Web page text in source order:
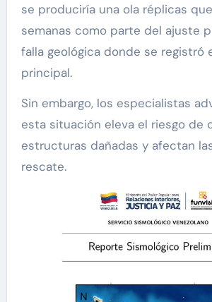
se produciría una ola réplicas
semanas como parte del ajuste
falla geológica donde se registró
principal.
Sin embargo, los especialistas
esta situación eleva el riesgo de
estructuras dañadas y afectan
rescate.